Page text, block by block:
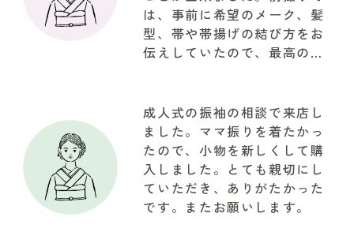
は、事前に希望のメーク、髪
型、帯や帯揚げの結び方をお
伝えしていたので、最高の仕
以上の写真が取れて大満足で
した。関わって下さいました
『やまと』のスタッフの皆様
に感謝でいっぱいです!!!有難
うございました
成人式の振袖の相談で来店し
ました。ママ振りを着たかっ
たので、小物を新しくして購
入しました。とても親切にし
ていただき、ありがたかった
です。またお願いします。